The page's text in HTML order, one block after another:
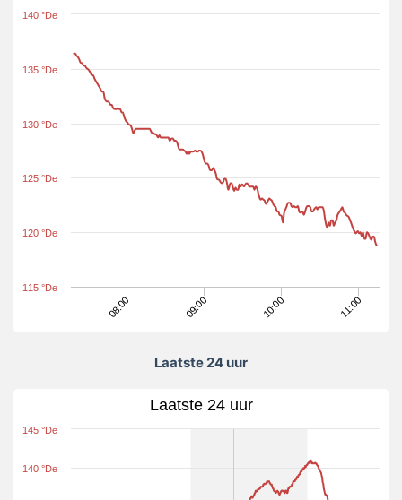
08:00 09:00 10:00 11:00
115 °De
120 °De
125 °De
130 °De
135 °De
140 °De
Laatste 24 uur
Laatste 24 uur
140 °De
145 °De